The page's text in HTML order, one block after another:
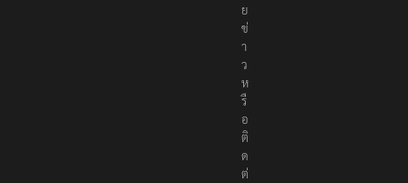
ย
ข่
า
ว
ห
รื
อ
ติ
ด
ต่